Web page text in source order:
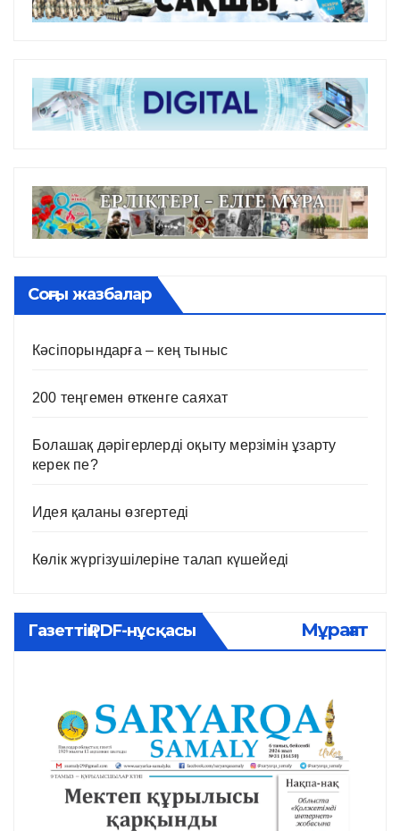
Соңғы жазбалар
Кәсіпорындарға – кең тыныс
200 теңгемен өткенге саяхат
Болашақ дәрігерлерді оқыту мерзімін ұзарту
керек пе?
Идея қаланы өзгертеді
Көлік жүргізушілеріне талап күшейеді
Газеттің PDF-нұсқасы Мұрағат